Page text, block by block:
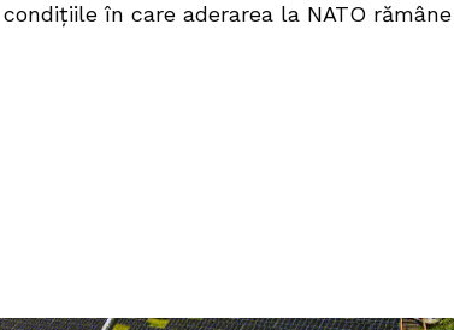
în care aderarea la NATO rămâne